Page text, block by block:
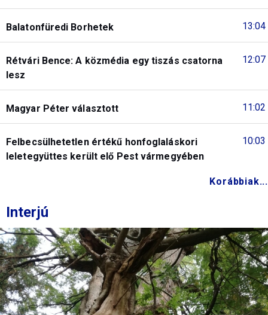
13:04
Balatonfüredi Borhetek
12:07
Rétvári Bence: A közmédia egy tiszás csatorna
lesz
11:02
Magyar Péter választott
10:03
Felbecsülhetetlen értékű honfoglaláskori
leletegyüttes került elő Pest vármegyében
Korábbiak...
Interjú